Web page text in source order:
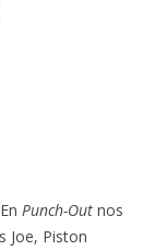
En Punch-Out nos
Joe, Piston